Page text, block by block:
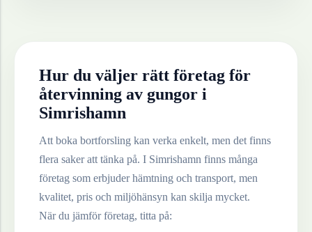
Hur du väljer rätt företag för
återvinning av gungor i
Simrishamn
Att boka bortforsling kan verka enkelt, men det finns
flera saker att tänka på. I Simrishamn finns många
företag som erbjuder hämtning och transport, men
kvalitet, pris och miljöhänsyn kan skilja mycket.
När du jämför företag, titta på: